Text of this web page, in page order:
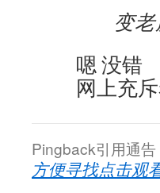
变
嗯 没错
网上充
Pingback引用通告
方便寻找点击观